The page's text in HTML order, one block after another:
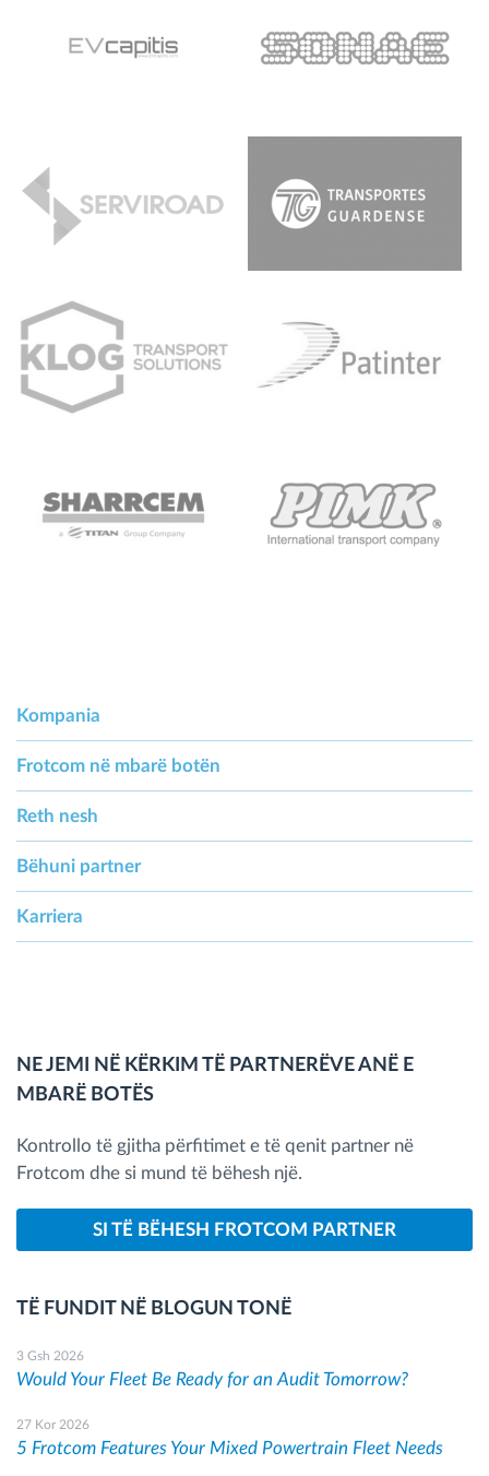
Kompania
Frotcom në mbarë botën
Reth nesh
Bëhuni partner
Karriera
NE JEMI NË KËRKIM TË PARTNERËVE ANË E
MBARË BOTËS
Kontrollo të gjitha përfitimet e të qenit partner në
Frotcom dhe si mund të bëhesh një.
SI TË BËHESH FROTCOM PARTNER
TË FUNDIT NË BLOGUN TONË
3 Gsh 2026
Would Your Fleet Be Ready for an Audit Tomorrow?
27 Kor 2026
5 Frotcom Features Your Mixed Powertrain Fleet Needs